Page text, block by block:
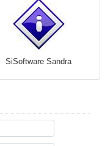
SiSoftware Sandra